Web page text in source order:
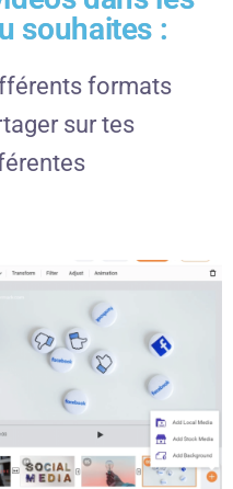
souhaites :
formats
sur tes